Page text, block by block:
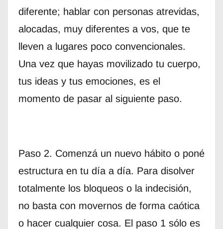
diferente; hablar con personas atrevidas,
alocadas, muy diferentes a vos, que te
lleven a lugares poco convencionales.
Una vez que hayas movilizado tu cuerpo,
tus ideas y tus emociones, es el
momento de pasar al siguiente paso.
Paso 2. Comenzá un nuevo hábito o poné
estructura en tu día a día. Para disolver
totalmente los bloqueos o la indecisión,
no basta con movernos de forma caótica
o hacer cualquier cosa. El paso 1 sólo es